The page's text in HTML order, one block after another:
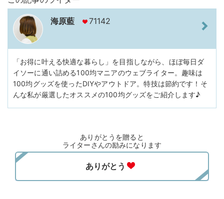
海原藍 71142
「お得に叶える快適な暮らし」を目指しながら、ほぼ毎日ダ
イソーに通い詰める100均マニアのウェブライター。趣味は
100均グッズを使ったDIYやアウトドア。特技は節約です！そ
んな私が厳選したオススメの100均グッズをご紹介します♪
ありがとうを贈ると
ライターさんの励みになります